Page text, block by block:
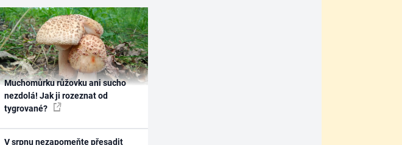
Muchomůrku růžovku ani sucho
nezdolá! Jak ji rozeznat od
tygrované?
V srpnu nezapomeňte přesadit